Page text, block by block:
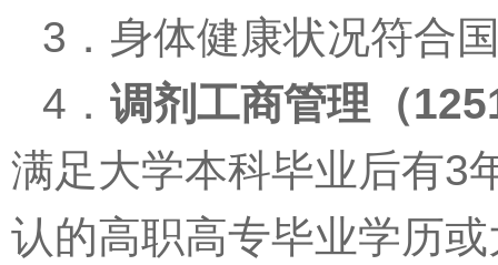
3 ．身体健康状况符合
4 ． 调剂工商管理（
满足大学本科毕业后有3
认的高职高专毕业学历